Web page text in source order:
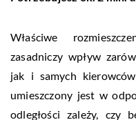
Właściwe
zasadniczy wpływ
jak i samych
umieszczony jest w
odległości zależy, czy